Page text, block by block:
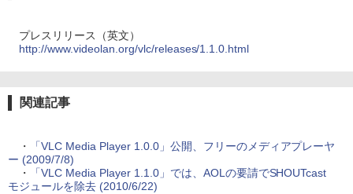
プレスリリース（英文）
http://www.videolan.org/vlc/releases/1.1.0.html
関連記事
・
「VLC Media Player 1.0.0」公開、フリーのメディアプレーヤ
ー (2009/7/8)
・
「VLC Media Player 1.1.0」では、AOLの要請でSHOUTcast
モジュールを除去 (2010/6/22)